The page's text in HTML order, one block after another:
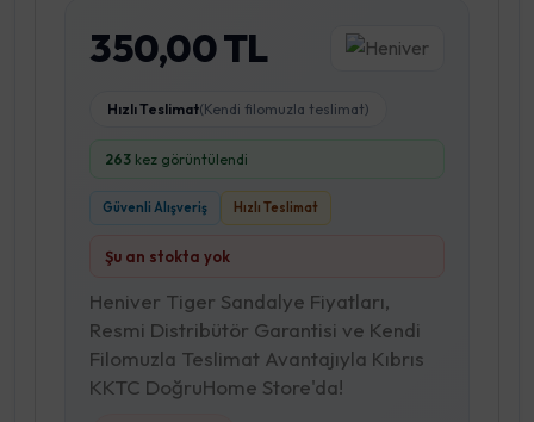
350,00 TL
Hızlı Teslimat(Kendi filomuzla teslimat)
263 kez görüntülendi
Güvenli Alışveriş Hızlı Teslimat
Şu an stokta yok
Heniver Tiger Sandalye Fiyatları,
Resmi Distribütör Garantisi ve Kendi
Filomuzla Teslimat Avantajıyla Kıbrıs
KKTC DoğruHome Store'da!